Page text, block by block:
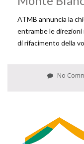
ATMB annuncia la
entrambe le
di rifacimento della
No